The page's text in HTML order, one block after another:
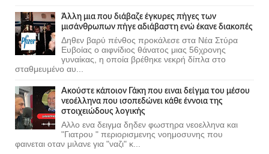
Άλλη μια που διάβαζε έγκυρες πήγες των
μισάνθρωπων πήγε αδιάβαστη ενώ έκανε διακοπές
Δηθεν βαρύ πένθος προκάλεσε στα Νέα Στύρα
Ευβοίας ο αιφνίδιος θάνατος μιας 56χρονης
γυναίκας, η οποία βρέθηκε νεκρή δίπλα στο
σταθμευμένο αυ...
Ακούστε κάποιον Γάκη που ειναι δείγμα του μέσου
νεοέλληνα που ισοπεδώνει κάθε έννοια της
στοιχειώδους λογικής
Αλλο ενα δειγμα δηδεν φωστηρα νεοελληνα και
"Γιατρου " περιορισμενης νοημοσυνης που
φαινεται οταν μιλανε για "ναζι" κ...